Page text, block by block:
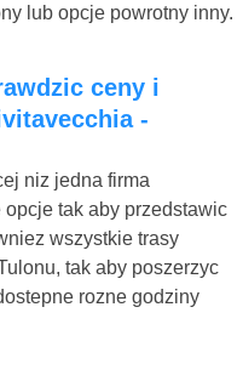
lub opcje powrotny inny.
-
niz jedna firma
tak aby przedstawic
wszystkie trasy
tak aby poszerzyc
rozne godziny